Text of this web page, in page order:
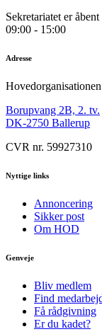
Sekretariatet er
09:00 - 15:00
Adresse
Borupvang 2B, 2. tv.
DK-2750 Ballerup
CVR nr. 59927310
Nyttige links
Annoncering
Sikker post
Om HOD
Genveje
Bliv medlem
Find
Få rådgivning
Er du kadet?